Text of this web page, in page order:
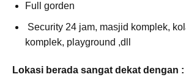
Full gorden
Security 24 jam, masjid komplek,
komplek, playground ,dll
Lokasi berada sangat dekat dengan :